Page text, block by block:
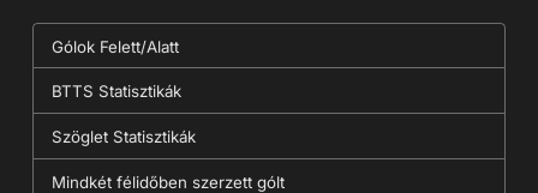
Gólok Felett/Alatt
BTTS Statisztikák
Szöglet Statisztikák
Mindkét félidőben szerzett gólt